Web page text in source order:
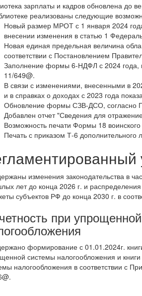
зарплаты и кадров обновлена до
реализованы следующие
Новый размер МРОТ с 1 января 2024
внесении изменения в статью 1
Новая единая предельная величина
соответствии с Постановлением
Заполнение формы 6-НДФЛ с 2024 года,
11/649@.
В связи с изменениями, внесенными в
и в справках о доходах с 2023 года
Обновление формы СЗВ-ДСО, согласно
Добавлен отчет "Сведения для
Возможность печати Формы 18 воинского
Печать с приказом Т-6
изменения законодательства в
лет до конца 2026 г. и
субъектов РФ до конца 2030 г. в
при
формирование с 01.01.2024г.
системы налогообложения и
налогообложения в соответствии с